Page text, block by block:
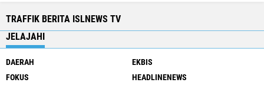
TRAFFIK BERITA ISLNEWS TV
JELAJAHI
DAERAH
EKBIS
FOKUS
HEADLINENEWS